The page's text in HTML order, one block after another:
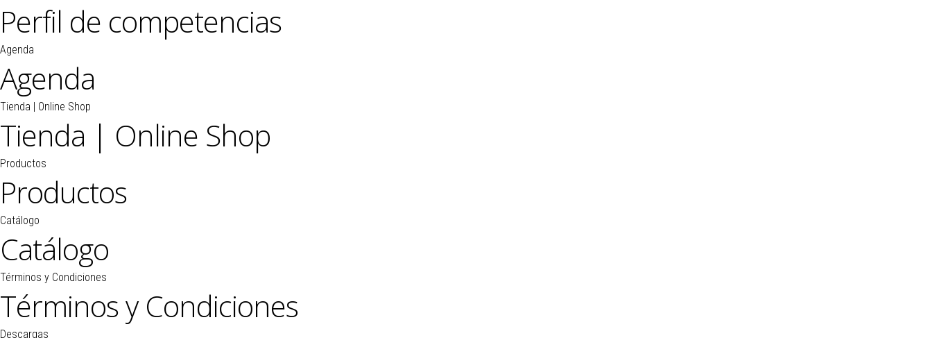
Perfil de competencias
Agenda
Agenda
Tienda | Online Shop
Tienda | Online Shop
Productos
Productos
Catálogo
Catálogo
Términos y Condiciones
Términos y Condiciones
Descargas